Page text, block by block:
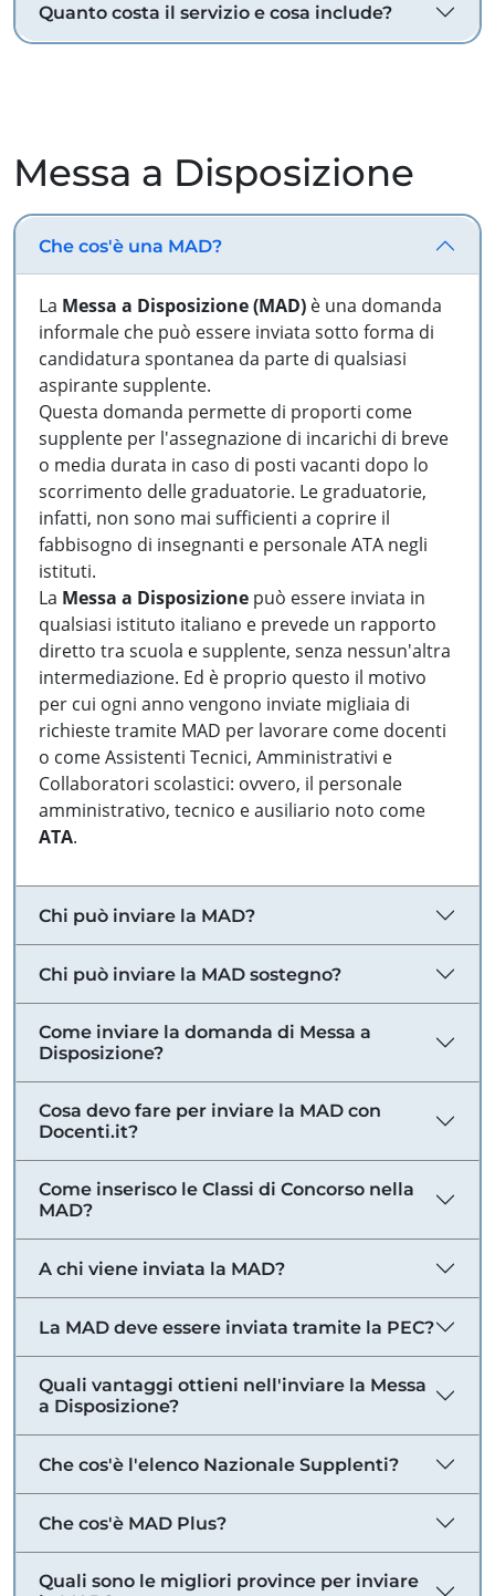
Quanto costa il servizio e cosa include?
Messa a Disposizione
Che cos'è una MAD?
La Messa a Disposizione (MAD) è una domanda
informale che può essere inviata sotto forma di
candidatura spontanea da parte di qualsiasi
aspirante supplente.
Questa domanda permette di proporti come
supplente per l'assegnazione di incarichi di breve
o media durata in caso di posti vacanti dopo lo
scorrimento delle graduatorie. Le graduatorie,
infatti, non sono mai sufficienti a coprire il
fabbisogno di insegnanti e personale ATA negli
istituti.
La Messa a Disposizione può essere inviata in
qualsiasi istituto italiano e prevede un rapporto
diretto tra scuola e supplente, senza nessun'altra
intermediazione. Ed è proprio questo il motivo
per cui ogni anno vengono inviate migliaia di
richieste tramite MAD per lavorare come docenti
o come Assistenti Tecnici, Amministrativi e
Collaboratori scolastici: ovvero, il personale
amministrativo, tecnico e ausiliario noto come
ATA.
Chi può inviare la MAD?
Chi può inviare la MAD sostegno?
Come inviare la domanda di Messa a
Disposizione?
Cosa devo fare per inviare la MAD con
Docenti.it?
Come inserisco le Classi di Concorso nella
MAD?
A chi viene inviata la MAD?
La MAD deve essere inviata tramite la PEC?
Quali vantaggi ottieni nell'inviare la Messa
a Disposizione?
Che cos'è l'elenco Nazionale Supplenti?
Che cos'è MAD Plus?
Quali sono le migliori province per inviare